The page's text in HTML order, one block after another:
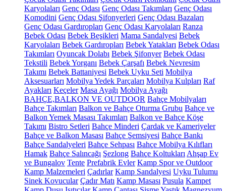
Karyolaları Genç Odası Genç Odası Takımları Genç Odası
Komodini Genç Odası Şifonyerleri Genç Odası Bazaları
Genç Odası Gardıropları Genç Odası Karyolaları Ranza
Bebek Odası Bebek Beşikleri Mama Sandalyesi Bebek
Karyolaları Bebek Gardıropları Bebek Yatakları Bebek Odası
Takımları Oyuncak Dolabı Bebek Şifonyer Bebek Odası
Tekstili Bebek Yorganı Bebek Çarşafı Bebek Nevresim
Takımı Bebek Battaniyesi Bebek Uyku Seti Mobilya
Aksesuarları Mobilya Yedek Parçaları Mobilya Kulpları Raf
Ayakları Keçeler Masa Ayağı Mobilya Ayağı
BAHÇE,BALKON VE OUTDOOR Bahçe Mobilyaları
Bahçe Takımları Balkon ve Bahçe Oturma Grubu Bahçe ve
Balkon Yemek Masası Takımları Balkon ve Bahçe Köşe
Takımı Bistro Setleri Bahçe Minderi Çardak ve Kameriyeler
Bahçe ve Balkon Masası Bahçe Şemsiyesi Bahçe Bankı
Bahçe Sandalyeleri Bahçe Sehpası Bahçe Mobilya Kılıfları
Hamak Bahçe Salıncağı Şezlong Bahçe Koltukları Ahşap Ev
ve Bungalov Tente Prefabrik Evler Kamp Spor ve Outdoor
Kamp Malzemeleri Çadırlar Kamp Sandalyesi Uyku Tulumu
Sinek Kovucular Çadır Matı Kamp Masası Pusula Kampet